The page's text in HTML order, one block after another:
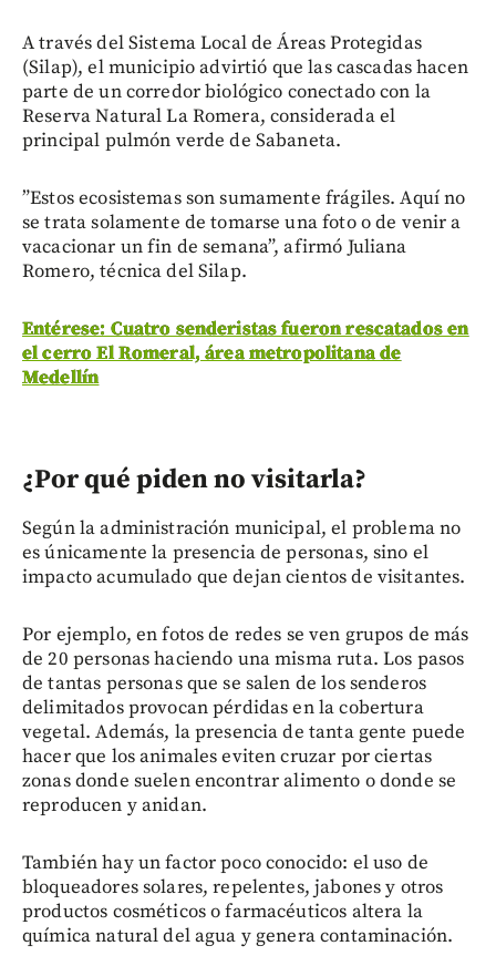
A través del Sistema Local de Áreas Protegidas
(Silap), el municipio advirtió que las cascadas hacen
parte de un corredor biológico conectado con la
Reserva Natural La Romera, considerada el
principal pulmón verde de Sabaneta.
”Estos ecosistemas son sumamente frágiles. Aquí no
se trata solamente de tomarse una foto o de venir a
vacacionar un fin de semana”, afirmó Juliana
Romero, técnica del Silap.
Entérese: Cuatro senderistas fueron rescatados en
el cerro El Romeral, área metropolitana de
Medellín
¿Por qué piden no visitarla?
Según la administración municipal, el problema no
es únicamente la presencia de personas, sino el
impacto acumulado que dejan cientos de visitantes.
Por ejemplo, en fotos de redes se ven grupos de más
de 20 personas haciendo una misma ruta. Los pasos
de tantas personas que se salen de los senderos
delimitados provocan pérdidas en la cobertura
vegetal. Además, la presencia de tanta gente puede
hacer que los animales eviten cruzar por ciertas
zonas donde suelen encontrar alimento o donde se
reproducen y anidan.
También hay un factor poco conocido: el uso de
bloqueadores solares, repelentes, jabones y otros
productos cosméticos o farmacéuticos altera la
química natural del agua y genera contaminación.